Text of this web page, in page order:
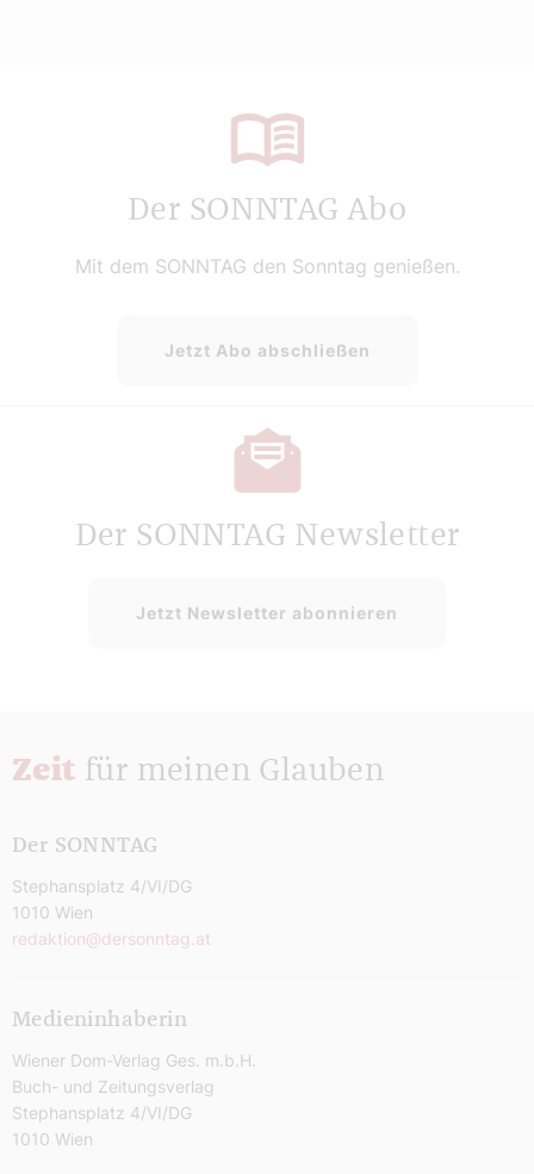
Der SONNTAG Abo
Mit dem SONNTAG den Sonntag genießen.
Jetzt Abo abschließen
Der SONNTAG Newsletter
Jetzt Newsletter abonnieren
Zeit für meinen Glauben
Der SONNTAG
Stephansplatz 4/VI/DG
1010 Wien
redaktion@dersonntag.at
Medieninhaberin
Wiener Dom-Verlag Ges. m.b.H.
Buch- und Zeitungsverlag
Stephansplatz 4/VI/DG
1010 Wien